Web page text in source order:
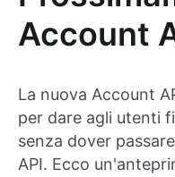
Account
La nuova Account
per dare agli utenti
senza dover
API. Ecco